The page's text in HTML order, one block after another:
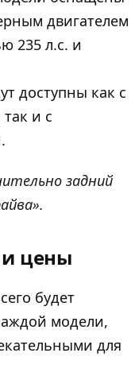
двигателем
235 л.с. и
доступны как с
и с
задний
цены
будет
модели,
для